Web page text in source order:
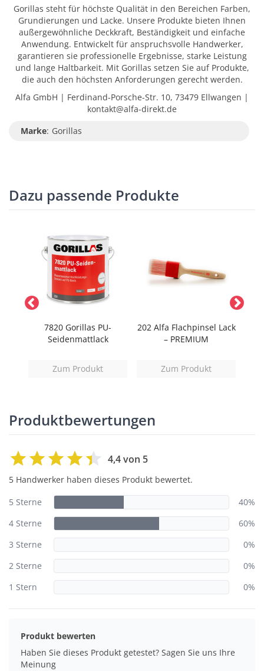
Gorillas steht für höchste Qualität in den Bereichen Farben,
Grundierungen und Lacke. Unsere Produkte bieten Ihnen
außergewöhnliche Deckkraft, Beständigkeit und einfache
Anwendung. Entwickelt für anspruchsvolle Handwerker,
garantieren sie professionelle Ergebnisse, starke Leistung
und lange Haltbarkeit. Mit Gorillas setzen Sie auf Produkte,
die auch den höchsten Anforderungen gerecht werden.
Alfa GmbH | Ferdinand-Porsche-Str. 10, 73479 Ellwangen |
kontakt@alfa-direkt.de
Marke: Gorillas
Dazu passende Produkte
7820 Gorillas PU-
Seidenmattlack
Zum Produkt
202 Alfa Flachpinsel Lack
– PREMIUM
Zum Produkt
Produktbewertungen
4,4 von 5
5 Handwerker haben dieses Produkt bewertet.
5 Sterne
40%
4 Sterne
60%
3 Sterne
0%
2 Sterne
0%
1 Stern
0%
Produkt bewerten
Haben Sie dieses Produkt getestet? Sagen Sie uns Ihre
Meinung